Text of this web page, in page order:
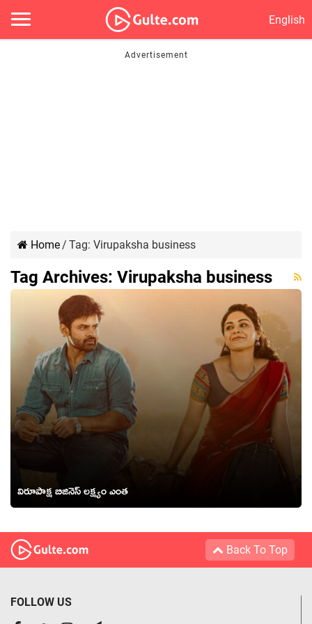
English
Home/ Tag: Virupaksha business
Tag Archives: Virupaksha business
విరూపాక్ష బిజినెస్ లక్ష్యం ఎంత
Back To Top
FOLLOW US